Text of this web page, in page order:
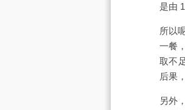
是由
所以
一餐
取不
后果
另外